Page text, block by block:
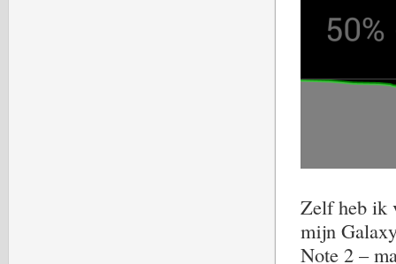
Zelf heb ik
mijn
Note 2 –